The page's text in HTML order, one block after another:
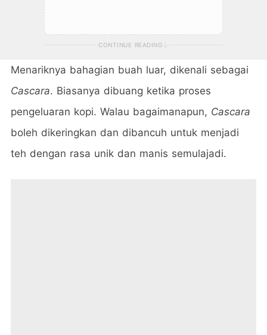
CONTINUE READING
Menariknya bahagian buah luar, dikenali sebagai
Cascara. Biasanya dibuang ketika proses
pengeluaran kopi. Walau bagaimanapun, Cascara
boleh dikeringkan dan dibancuh untuk menjadi
teh dengan rasa unik dan manis semulajadi.